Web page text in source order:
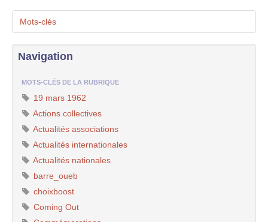
Mots-clés
Navigation
MOTS-CLÉS DE LA RUBRIQUE
19 mars 1962
Actions collectives
Actualités associations
Actualités internationales
Actualités nationales
barre_oueb
choixboost
Coming Out